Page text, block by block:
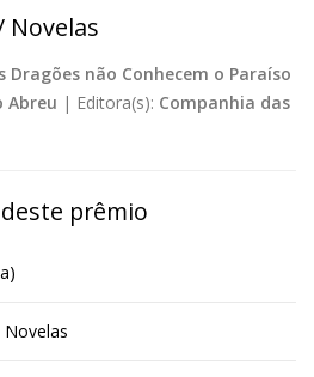
Novelas
Dragões não Conhecem o Paraíso
Abreu | Editora(s): Companhia das
prêmio